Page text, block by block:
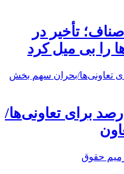
تأخیر در
را بی میل کرد
فقط ۲ درصد برای تعاونی‌ها/